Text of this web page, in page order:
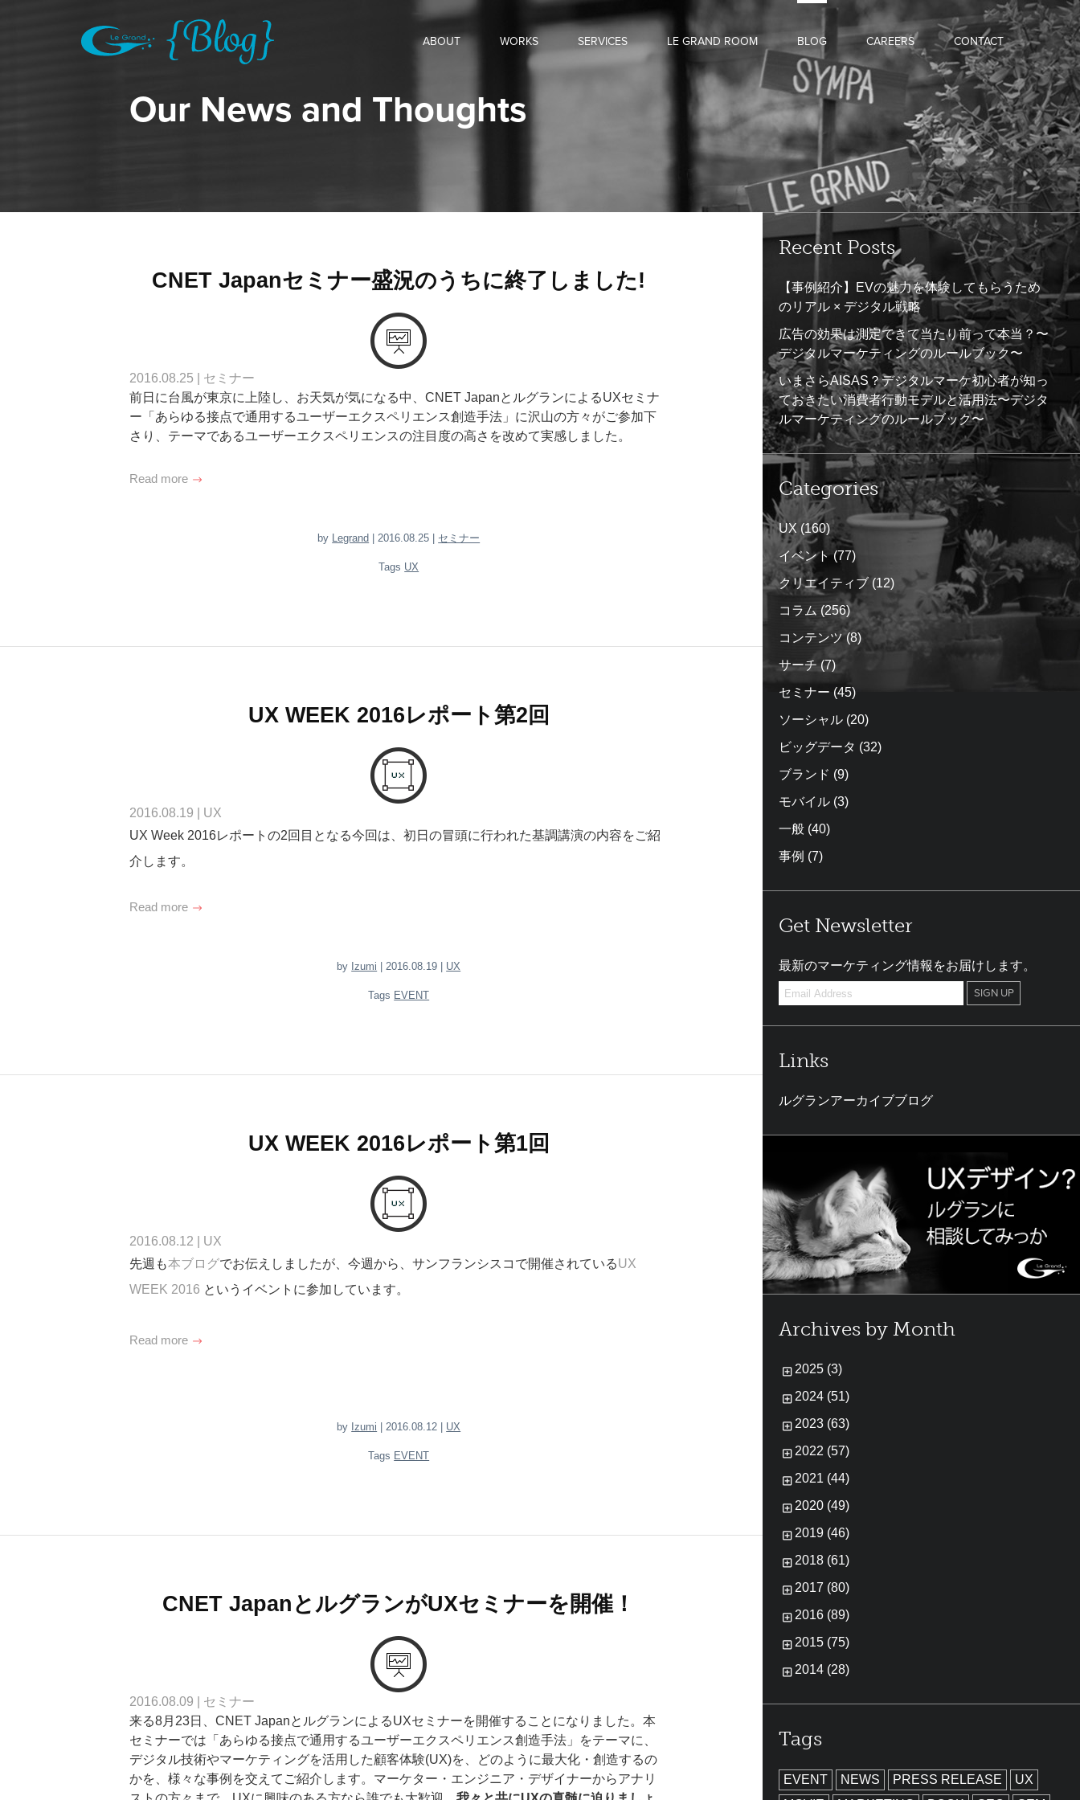
ABOUT WORKS SERVICES LE GRAND ROOM BLOG CAREERS CONTACT
Our News and Thoughts
CNET Japanセミナー盛況のうちに終了しました!
2016.08.25
セミナー
前日に台風が東京に上陸し、お天気が気になる中、CNET JapanとルグランによるUXセミナ
ー「あらゆる接点で通用するユーザーエクスペリエンス創造手法」に沢山の方々がご参加下
さり、テーマであるユーザーエクスペリエンスの注目度の高さを改めて実感しました。
Read more
by Legrand | 2016.08.25 | セミナー
Tags UX
UX WEEK 2016レポート第2回
2016.08.19
UX
UX Week 2016レポートの2回目となる今回は、初日の冒頭に行われた基調講演の内容をご紹
介します。
Read more
by Izumi | 2016.08.19 | UX
Tags EVENT
UX WEEK 2016レポート第1回
2016.08.12
UX
先週も本ブログでお伝えしましたが、今週から、サンフランシスコで開催されているUX
WEEK 2016 というイベントに参加しています。
Read more
by Izumi | 2016.08.12 | UX
Tags EVENT
CNET JapanとルグランがUXセミナーを開催！
2016.08.09
セミナー
来る8月23日、CNET JapanとルグランによるUXセミナーを開催することになりました。本
セミナーでは「あらゆる接点で通用するユーザーエクスペリエンス創造手法」をテーマに、
デジタル技術やマーケティングを活用した顧客体験(UX)を、どのように最大化・創造するの
かを、様々な事例を交えてご紹介します。マーケター・エンジニア・デザイナーからアナリ
Recent Posts
【事例紹介】EVの魅力を体験してもらうため
のリアル × デジタル戦略
広告の効果は測定できて当たり前って本当？〜
デジタルマーケティングのルールブック〜
いまさらAISAS？デジタルマーケ初心者が知っ
ておきたい消費者行動モデルと活用法〜デジタ
ルマーケティングのルールブック〜
Categories
UX (160)
イベント(77)
クリエイティブ (12)
コラム (256)
コンテンツ(8)
サーチ(7)
セミナー (45)
ソーシャル (20)
ビッグデータ (32)
ブランド (9)
モバイル (3)
一般 (40)
事例 (7)
Get Newsletter
最新のマーケティング情報をお届けします。
Links
ルグランアーカイブブログ
Archives by Month
2025 (3)
2024 (51)
2023 (63)
2022 (57)
2021 (44)
2020 (49)
2019 (46)
2018 (61)
2017 (80)
2016 (89)
2015 (75)
2014 (28)
Tags
EVENT NEWS PRESS RELEASE
UX